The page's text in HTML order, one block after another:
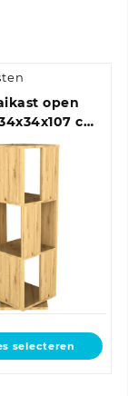
open
cm
selecteren